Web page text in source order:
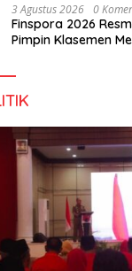
3 Agustus 2026 0
Finspora 2026
Pimpin Klasemen